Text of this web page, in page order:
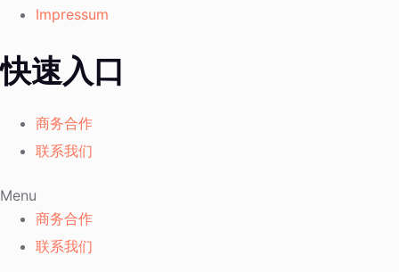
Impressum
快速入口
商务合作
联系我们
Menu
商务合作
联系我们